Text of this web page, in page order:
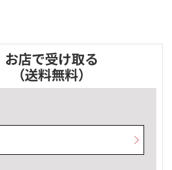
お店で受け取る
（送料無料）